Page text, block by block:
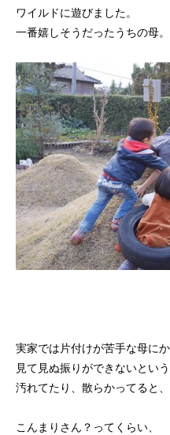
ワイルドに遊びました。
一番嬉しそうだったうちの母
実家では片付けが苦手な母に
見て見ぬ振りができないという
汚れてたり、散らかってると
こんまりさん？ってくらい、